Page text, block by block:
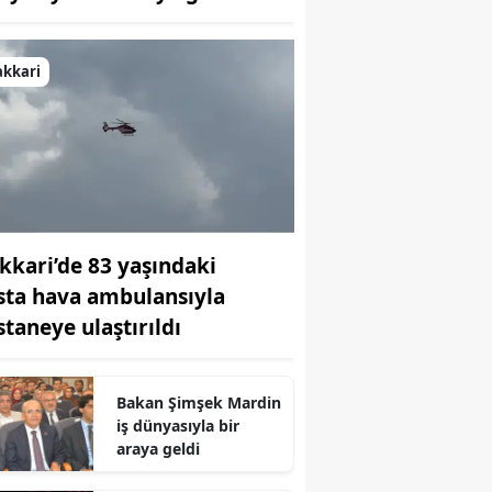
Bitlis
Çanakkale
Çankırı
Denizli
83 yaşındaki
hava ambulansıyla
ulaştırıldı
Bakan Şimşek Mardin
iş dünyasıyla bir
araya geldi